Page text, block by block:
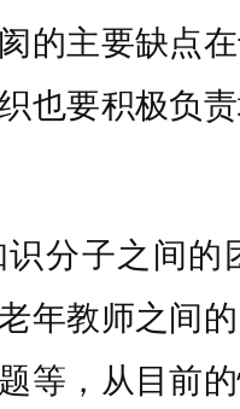
的主要缺点
也要积极负
子之间的
年教师之间
等，从目前